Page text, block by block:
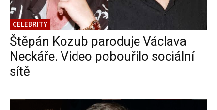
CELEBRITY
Štěpán Kozub paroduje Václava
Neckáře. Video pobouřilo sociální
sítě